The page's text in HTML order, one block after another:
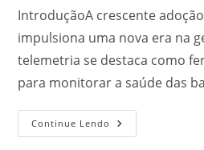
IntroduçãoA crescente
impulsiona uma nova era na
telemetria se destaca como
para monitorar a saúde das
Continue Lendo